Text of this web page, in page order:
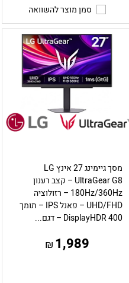
סמן מוצר להשוואה
מסך גיימינג 27 אינץ LG
UltraGear G8 – קצב רענון
180Hz/360Hz – רזולוציה
UHD/FHD – פאנל IPS – תומך
DisplayHDR 400 – דגם...
1,989
₪